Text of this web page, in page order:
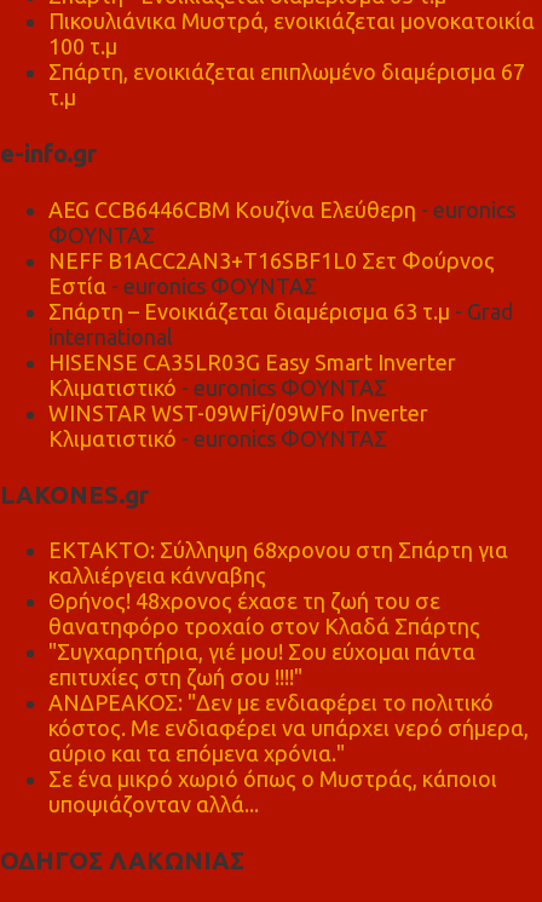
Πικουλιάνικα Μυστρά, ενοικιάζεται μονοκατοικία
100 τ.μ
Σπάρτη, ενοικιάζεται επιπλωμένο διαμέρισμα 67
τ.μ
e-info.gr
AEG CCB6446CBM Κουζίνα Ελεύθερη - euronics
ΦΟΥΝΤΑΣ
NEFF B1ACC2AN3+T16SBF1L0 Σετ Φούρνος
Εστία - euronics ΦΟΥΝΤΑΣ
Σπάρτη – Ενοικιάζεται διαμέρισμα 63 τ.μ - Grad
international
HISENSE CA35LR03G Easy Smart Inverter
Κλιματιστικό - euronics ΦΟΥΝΤΑΣ
WINSTAR WST-09WFi/09WFo Inverter
Κλιματιστικό - euronics ΦΟΥΝΤΑΣ
LAKONES.gr
ΕΚΤΑΚΤΟ: Σύλληψη 68χρονου στη Σπάρτη για
καλλιέργεια κάνναβης
Θρήνος! 48χρονος έχασε τη ζωή του σε
θανατηφόρο τροχαίο στον Κλαδά Σπάρτης
"Συγχαρητήρια, γιέ μου! Σου εύχομαι πάντα
επιτυχίες στη ζωή σου !!!!"
ΑΝΔΡΕΑΚΟΣ: "Δεν με ενδιαφέρει το πολιτικό
κόστος. Με ενδιαφέρει να υπάρχει νερό σήμερα,
αύριο και τα επόμενα χρόνια."
Σε ένα μικρό χωριό όπως ο Μυστράς, κάποιοι
υποψιάζονταν αλλά...
ΟΔΗΓΟΣ ΛΑΚΩΝΙΑΣ